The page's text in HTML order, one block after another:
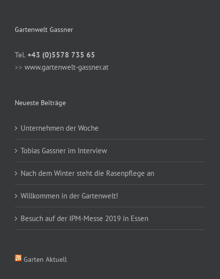
Gartenwelt Gassner
Tel. +43 (0)5578 735 65
>> www.gartenwelt-gassner.at
Neueste Beiträge
Unternehmen der Woche
Tobias Gassner im Interview
Nach dem Winter steht die Rasenpflege an
Willkommen in der Gartenwelt!
Besuch auf der IPM-Messe 2019 in Essen
Garten Aktuell